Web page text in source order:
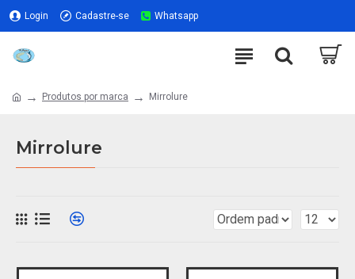
Login Cadastre-se Whatsapp
Produtos por marca Mirrolure
Mirrolure